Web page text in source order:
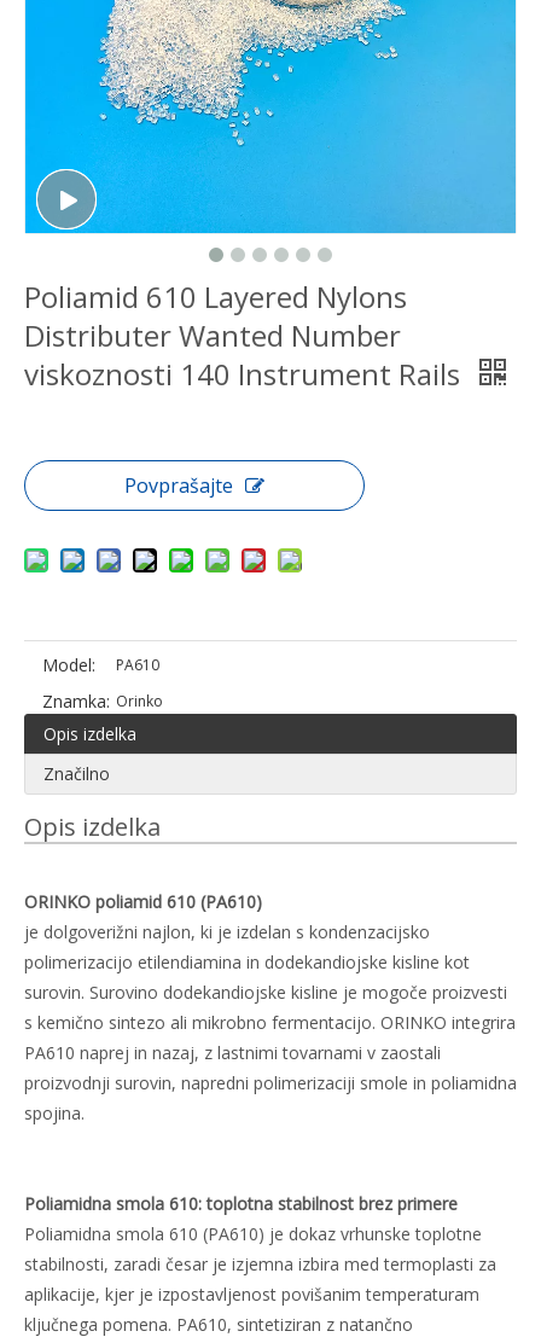
Poliamid 610 Layered Nylons
Distributer Wanted Number
viskoznosti 140 Instrument Rails
Povprašajte
Model: PA610
Znamka: Orinko
Opis izdelka
Značilno
Opis izdelka
ORINKO poliamid 610 (PA610)
je dolgoverižni najlon, ki je izdelan s kondenzacijsko
polimerizacijo etilendiamina in dodekandiojske kisline kot
surovin. Surovino dodekandiojske kisline je mogoče proizvesti
s kemično sintezo ali mikrobno fermentacijo. ORINKO integrira
PA610 naprej in nazaj, z lastnimi tovarnami v zaostali
proizvodnji surovin, napredni polimerizaciji smole in poliamidna
spojina.
Poliamidna smola 610: toplotna stabilnost brez primere
Poliamidna smola 610 (PA610) je dokaz vrhunske toplotne
stabilnosti, zaradi česar je izjemna izbira med termoplasti za
aplikacije, kjer je izpostavljenost povišanim temperaturam
ključnega pomena. PA610, sintetiziran z natančno